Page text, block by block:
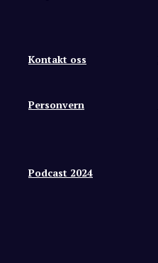
Kontakt oss
Personvern
Podcast 2024